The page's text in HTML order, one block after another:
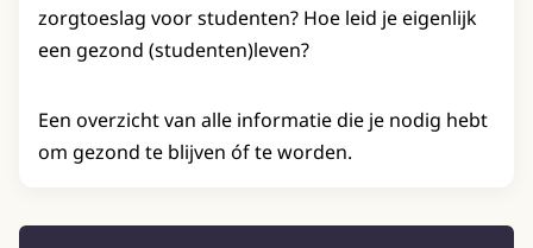
zorgtoeslag voor studenten? Hoe leid je eigenlijk
een gezond (studenten)leven?
Een overzicht van alle informatie die je nodig hebt
om gezond te blijven óf te worden.